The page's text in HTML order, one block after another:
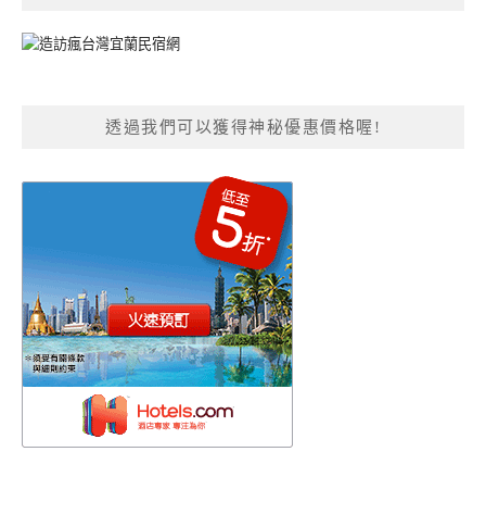
透過我們可以獲得神秘優惠價格喔!